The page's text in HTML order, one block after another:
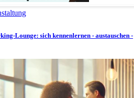
Lounge: sich kennenlernen - austauschen -